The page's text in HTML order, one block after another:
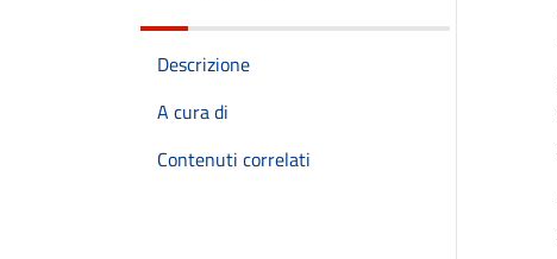
Descrizione
A cura di
Contenuti correlati